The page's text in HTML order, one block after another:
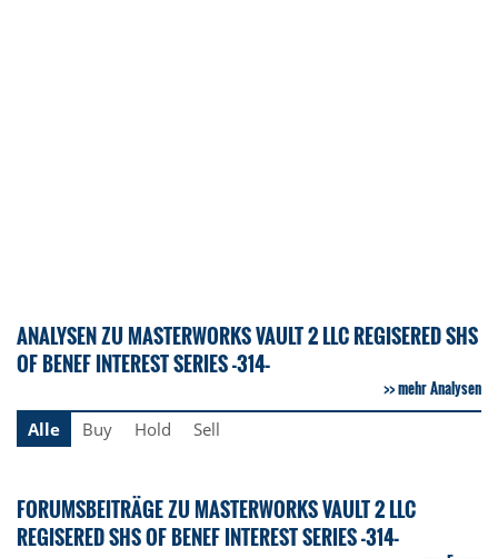
ANALYSEN ZU MASTERWORKS VAULT 2 LLC REGISERED SHS
OF BENEF INTEREST SERIES -314-
mehr Analysen
Alle
Buy Hold Sell
FORUMSBEITRÄGE ZU MASTERWORKS VAULT 2 LLC
REGISERED SHS OF BENEF INTEREST SERIES -314-